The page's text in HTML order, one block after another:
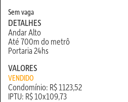
Sem vaga
DETALHES
Andar Alto
Até 700m do metrô
Portaria 24hs
VALORES
VENDIDO
Condomínio: R$ 1123,52
IPTU: R$ 10x109,73